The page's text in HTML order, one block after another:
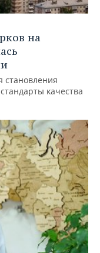
на
становления
качества